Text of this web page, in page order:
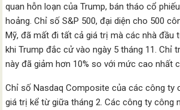
quan hỗn loạn của Trump, bán tháo cổ
hoảng. Chỉ số S&P 500, đại diện cho 500
Mỹ, đã mất đi tất cả giá trị mà các nhà đầu
khi Trump đắc cử vào ngày 5 tháng 11. Chỉ
này đã giảm hơn 10% so với mức cao nhất
Chỉ số Nasdaq Composite của các công ty
giá trị kể từ giữa tháng 2. Các công ty công